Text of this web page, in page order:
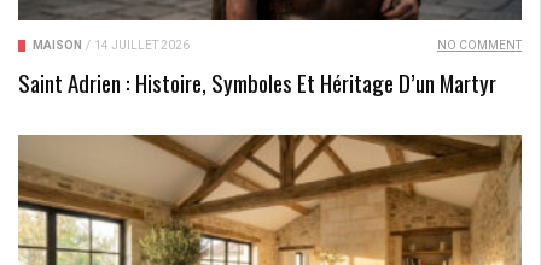
MAISON / 14 JUILLET 2026 NO COMMENT
Saint Adrien : Histoire, Symboles Et Héritage D’un Martyr